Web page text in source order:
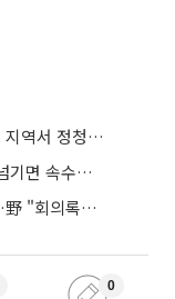
순회경선 시도별 뜯어보니…투표율 높은 지역서 정청래 강세
경찰 수사 기다리다 피의자 석방…기한 넘기면 속수무책
"레버리지 ETF 배율 손보겠다"는 정부…野 "회의록부터 내놔야"
0